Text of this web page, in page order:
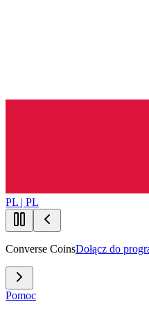
PL | PL
Converse CoinsDołącz do
Pomoc